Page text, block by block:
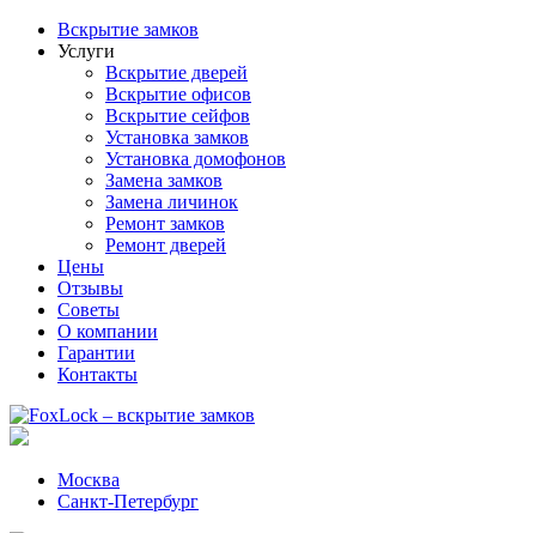
Вскрытие замков
Услуги
Вскрытие дверей
Вскрытие офисов
Вскрытие сейфов
Установка замков
Установка домофонов
Замена замков
Замена личинок
Ремонт замков
Ремонт дверей
Цены
Отзывы
Советы
О компании
Гарантии
Контакты
Москва
Санкт-Петербург